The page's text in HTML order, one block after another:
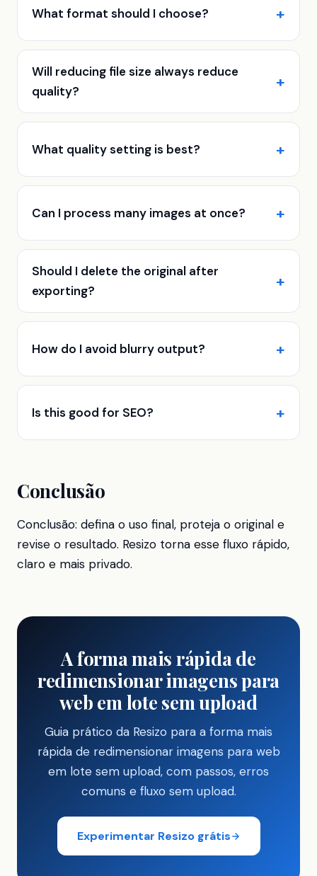
What format should I choose?
Will reducing file size always reduce
quality?
What quality setting is best?
Can I process many images at once?
Should I delete the original after
exporting?
How do I avoid blurry output?
Is this good for SEO?
Conclusão
Conclusão: defina o uso final, proteja o original e
revise o resultado. Resizo torna esse fluxo rápido,
claro e mais privado.
A forma mais rápida de
redimensionar imagens para
web em lote sem upload
Guia prático da Resizo para a forma mais
rápida de redimensionar imagens para web
em lote sem upload, com passos, erros
comuns e fluxo sem upload.
Experimentar Resizo grátis